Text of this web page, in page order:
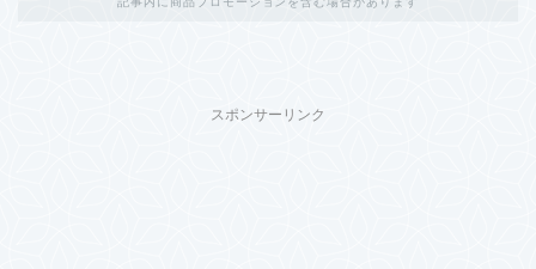
スポンサーリンク